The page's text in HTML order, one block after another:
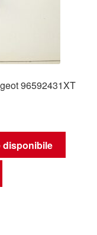
96592431XT
disponibile